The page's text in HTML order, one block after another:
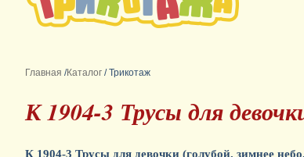
Главная /Каталог /Трикотаж
К 1904-3 Трусы для
К 1904-3 Трусы для девочки (голубой. зимнее